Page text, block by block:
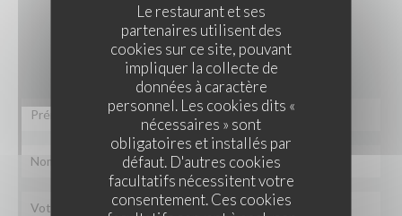
Le restaurant et ses
partenaires utilisent des
cookies sur ce site, pouvant
impliquer la collecte de
données à caractère
personnel. Les cookies dits «
nécessaires » sont
obligatoires et installés par
défaut. D'autres cookies
facultatifs nécessitent votre
consentement. Ces cookies
Vous désirez nous contacter ?
Remplissez le formulaire ci-dessous !